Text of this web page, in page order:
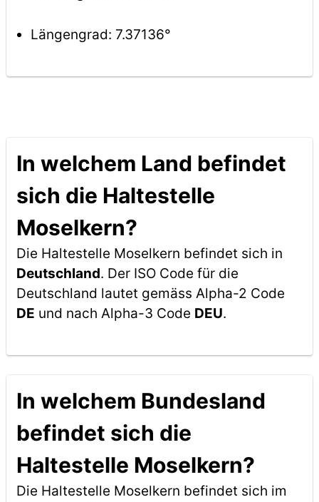
Längengrad: 7.37136°
In welchem Land befindet
sich die Haltestelle
Moselkern?
Die Haltestelle Moselkern befindet sich in
Deutschland. Der ISO Code für die
Deutschland lautet gemäss Alpha-2 Code
DE und nach Alpha-3 Code DEU.
In welchem Bundesland
befindet sich die
Haltestelle Moselkern?
Die Haltestelle Moselkern befindet sich im